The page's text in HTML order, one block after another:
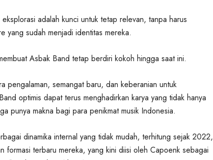
adalah kunci untuk tetap relevan, tanpa harus
yang sudah menjadi identitas mereka.
Asbak Band tetap berdiri kokoh hingga saat ini.
pengalaman, semangat baru, dan keberanian untuk
optimis dapat terus menghadirkan karya yang tidak hanya
punya makna bagi para penikmat musik Indonesia.
dinamika internal yang tidak mudah, terhitung sejak 2022,
formasi terbaru mereka, yang kini diisi oleh Capoenk sebagai